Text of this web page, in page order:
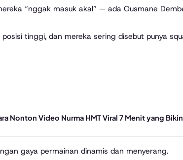
“nggak masuk akal” — ada Ousmane
posisi tinggi, dan mereka sering disebut punya
Nonton Video Nurma HMT Viral 7 Menit yang
gaya permainan dinamis dan menyerang.